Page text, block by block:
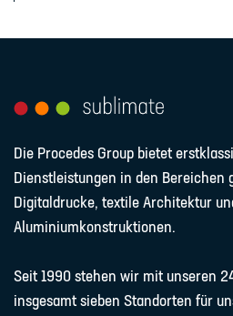
Die Procedes Group bietet
Dienstleistungen in den Bereichen
Digitaldrucke, textile Architektur
Aluminiumkonstruktionen.
Seit 1990 stehen wir mit unseren
insgesamt sieben Standorten für